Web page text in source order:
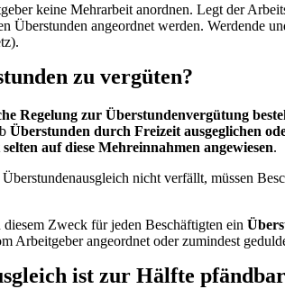
keine Mehrarbeit anordnen. Legt der
Überstunden angeordnet werden. Werdende
zu vergüten?
Regelung zur Überstundenvergütung
Überstunden durch Freizeit ausgeglichen
auf diese Mehreinnahmen angewiesen.
nicht verfällt, müssen
Zweck für jeden Beschäftigten ein
Arbeitgeber angeordnet oder zumindest
ist zur Hälfte pfändbar